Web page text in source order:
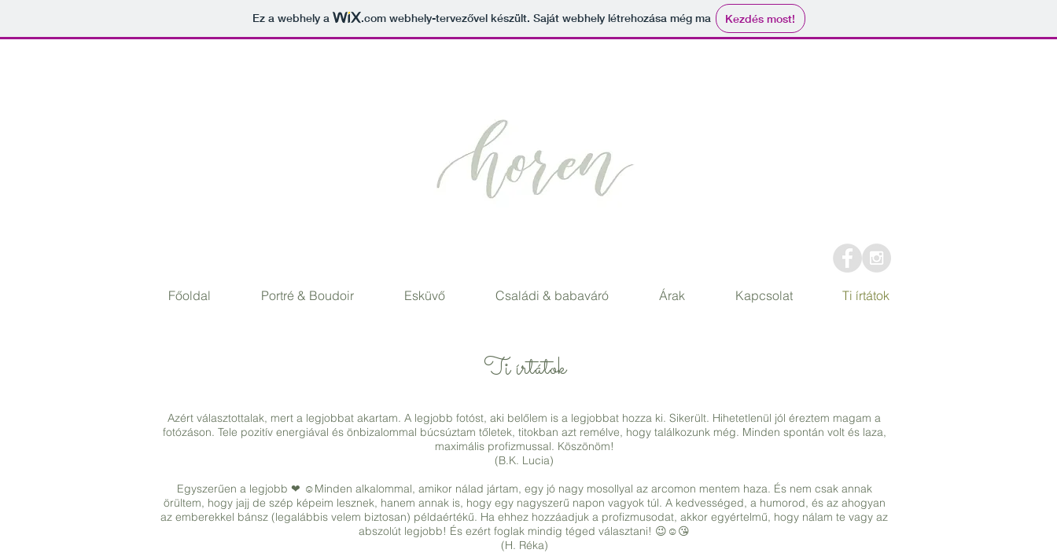
Ez a webhely a .comwebhely-tervezővel készült. Saját webhely létrehozása még ma Kezdés most!
Ti írtátok
Azért választottalak, mert a legjobbat akartam. A legjobb fotóst, aki belőlem is a legjobbat hozza ki. Sikerült. Hihetetlenül jól éreztem magam a
fotózáson. Tele pozitív energiával és önbizalommal búcsúztam tőletek, titokban azt remélve, hogy találkozunk még. Minden spontán volt és laza,
maximális profizmussal. Köszönöm!
(B.K. Lucia)
Egyszerűen a legjobb ❤ ☺Minden alkalommal, amikor nálad jártam, egy jó nagy mosollyal az arcomon mentem haza. És nem csak annak
örültem, hogy jajj de szép képeim lesznek, hanem annak is, hogy egy nagyszerű napon vagyok túl. A kedvességed, a humorod, és az ahogyan
az emberekkel bánsz (legalábbis velem biztosan) példaértékű. Ha ehhez hozzáadjuk a profizmusodat, akkor egyértelmű, hogy nálam te vagy az
abszolút legjobb! És ezért foglak mindig téged választani! 😉☺😘
(H. Réka)
Főoldal Portré & Boudoir Esküvő Családi & babaváró Árak Kapcsolat Ti írtátok